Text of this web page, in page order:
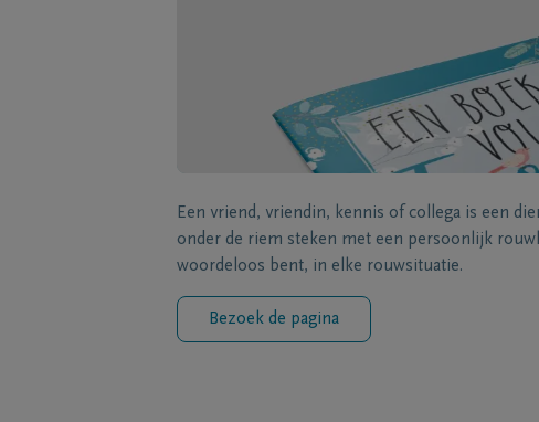
Een vriend, vriendin, kennis of collega is een
onder de riem steken met een persoonlijk
woordeloos bent, in elke rouwsituatie.
Bezoek de pagina